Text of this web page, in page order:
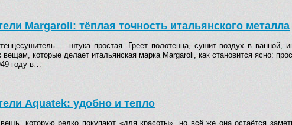
Margaroli: тёплая точность итальянского металла
— штука простая. Греет полотенца, сушит воздух в ванной,
вещам, которые делает итальянская марка Margaroli, как становится ясно:
году в…
Aquatek: удобно и тепло
которую редко покупают «для красоты», но всё же она остаётся